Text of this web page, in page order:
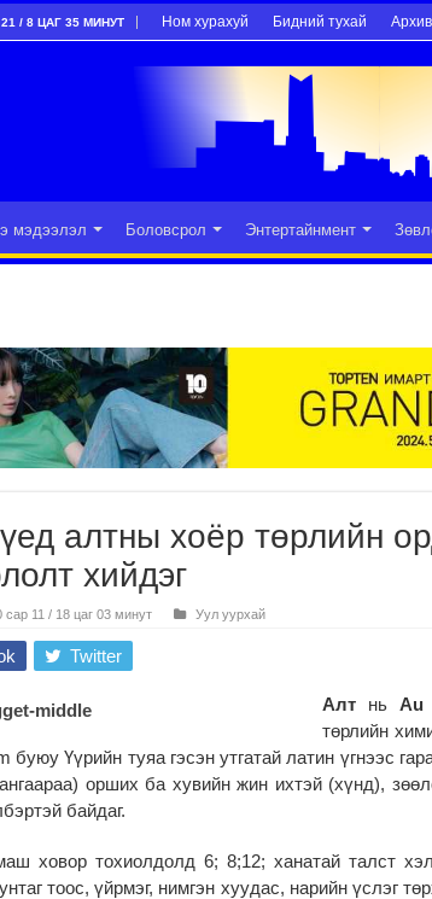
/ 8 ЦАГ 35 МИНУТ Ном хурахуй Бидний тухай Архив
мэдээлэл Боловсрол Энтертайнмент
алтны хоёр төрлийн
хийдэг
сар 11 / 18 цаг 03 минут Уул уурхай
Twitter
Алт ньAu
төрлийн
буюу Үүрийн туяа гэсэн утгатай латин үгнээс
орших ба хувийн жин ихтэй (хүнд),
байдаг.
ховор тохиолдолд 6; 8;12; ханатай талст
тоос, үйрмэг, нимгэн хуудас, нарийн үслэг